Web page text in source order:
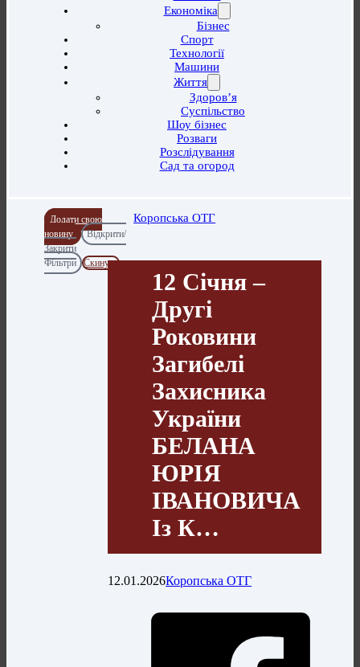
Економіка
Бізнес
Спорт
Технології
Машини
Життя
Здоров’я
Суспільство
Шоу бізнес
Розваги
Розслідування
Сад та огород
Додати свою
новину
Відкрити/
Закрити
Фільтри
Скинути
Коропська ОТГ
12 Січня –
Другі
Роковини
Загибелі
Захисника
України
БЕЛАНА
ЮРІЯ
ІВАНОВИЧА
Із К…
12.01.2026Коропська ОТГ